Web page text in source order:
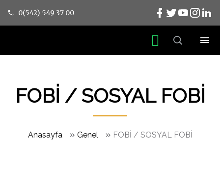
0(542) 549 37 00
FOBİ / SOSYAL FOBİ
Anasayfa » Genel » FOBİ / SOSYAL FOBİ